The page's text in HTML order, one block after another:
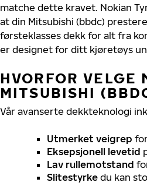
matche dette kravet. Nokian
at din Mitsubishi (bbdc)
førsteklasses dekk for alt fra
er designet for ditt kjøretøys
HVORFOR
MITSUBISHI
Vår avanserte dekkteknologi
Utmerket veigrep
Eksepsjonell levetid
Lav rullemotstand
Slitestyrke du kan